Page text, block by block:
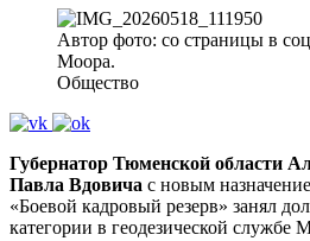
Автор фото: со страницы в
Моора.
Общество
Губернатор Тюменской области
Павла Вдовича с новым
«Боевой кадровый резерв» занял
категории в геодезической службе